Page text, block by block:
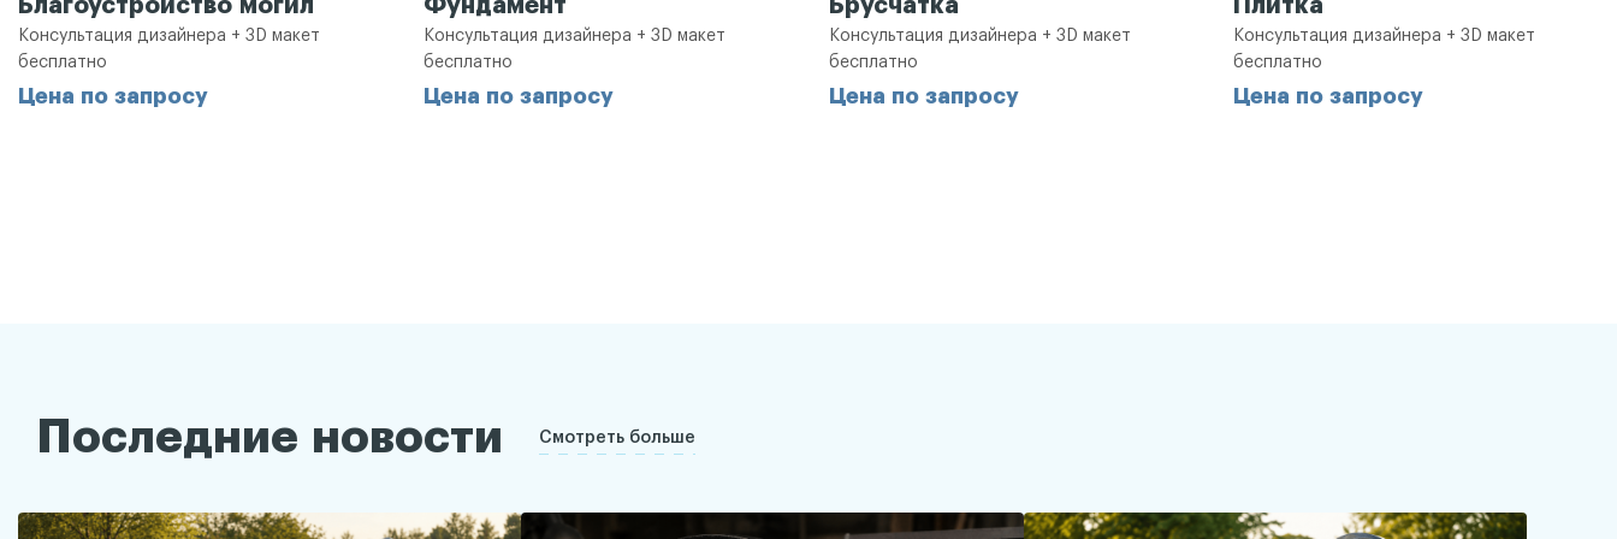
Благоустройство могил
Консультация дизайнера + 3D макет
бесплатно
Цена по запросу
Фундамент
Консультация дизайнера + 3D макет
бесплатно
Цена по запросу
Брусчатка
Консультация дизайнера + 3D макет
бесплатно
Цена по запросу
Плитка
Консультация дизайнера + 3D макет
бесплатно
Цена по запросу
Последние новости Смотреть больше